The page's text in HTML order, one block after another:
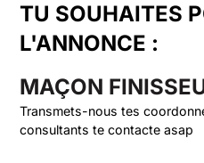
TU SOUHAITES
L'ANNONCE :
MAÇON
Transmets-nous tes
consultants te contacte asap